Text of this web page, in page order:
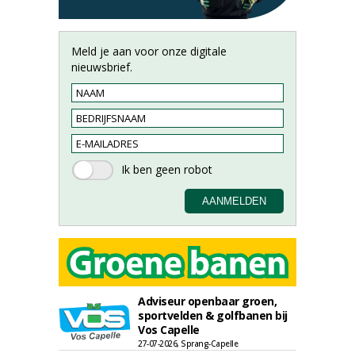
Meld je aan voor onze digitale
nieuwsbrief.
Adviseur openbaar groen,
sportvelden & golfbanen bij
Vos Capelle
27-07-2026, Sprang-Capelle